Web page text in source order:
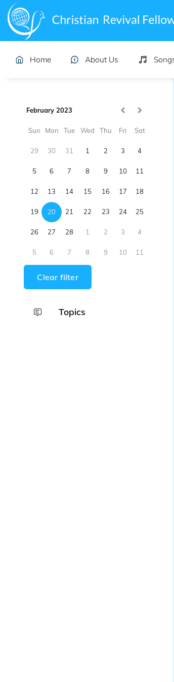
Home About Us
February 2023
Sun Mon Tue Wed Thu Fri Sat
29 30 31 1 2 3 4
5 6 7 8 9 10 11
12 13 14 15 16 17 18
19 20 21 22 23 24 25
26 27 28 1 2 3 4
5 6 7 8 9 10 11
Clear filter
Topics